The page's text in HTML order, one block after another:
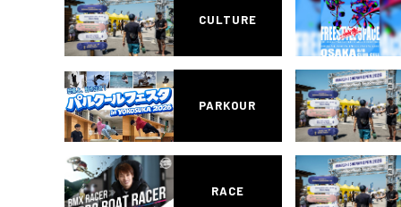
CULTURE
PARKOUR
RACE